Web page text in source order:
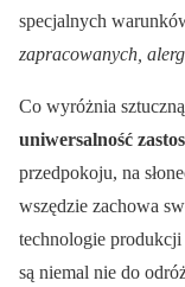
specjalnych
zapracowanych,
Co wyróżnia
uniwersalność
przedpokoju, na
wszędzie zachowa
technologie produkcji
są niemal nie do